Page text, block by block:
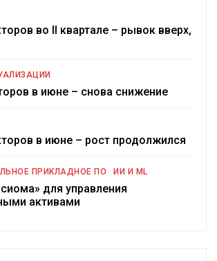
во II квартале – рывок вверх,
в июне – снова снижение
в июне – рост продолжился
ПРИКЛАДНОЕ ПО ИИ И ML
для управления
активами